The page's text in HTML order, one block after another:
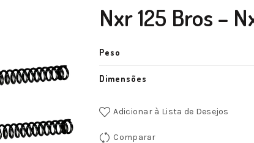
Nxr 125 Bros –
Peso
Dimensões
Adicionar à Lista de Desejos
Comparar